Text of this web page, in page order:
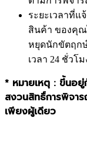
ระยะเวลาที่แ
สินค้า ของคุณ
หยุดนักขัตฤก
เวลา 24 ชั่วโ
* หมายเหตุ : ขึ้นอยู่
สงวนสิทธิ์การพิจา
เพียงผู้เดียว